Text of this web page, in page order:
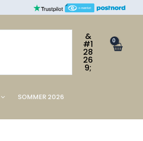
&
#1
28
26
9;
SOMMER 2026
50
ml
lopper